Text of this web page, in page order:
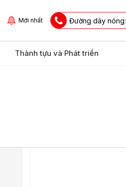
Mới nhất Đường dây nóng:
Thành tựu và Phát triển